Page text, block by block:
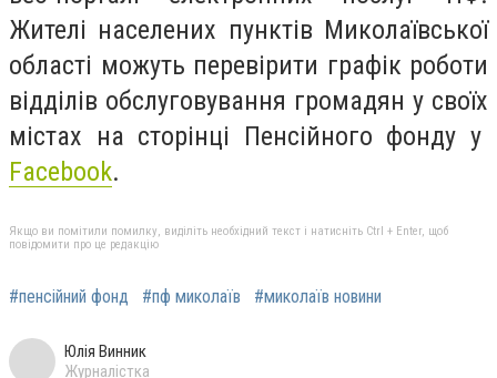
Жителі населених пунктів Миколаївської
області можуть перевірити графік роботи
відділів обслуговування громадян у своїх
містах на сторінці Пенсійного фонду у
Facebook.
Якщо ви помітили помилку, виділіть необхідний текст і натисніть Ctrl + Enter, щоб
повідомити про це редакцію
#пенсійний фонд #пф миколаїв #миколаїв новини
Юлія Винник
Журналістка